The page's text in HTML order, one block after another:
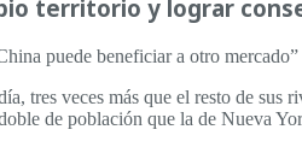
territorio y lograr
puede beneficiar a otro
tres veces más que el resto de
de población que la de Nueva